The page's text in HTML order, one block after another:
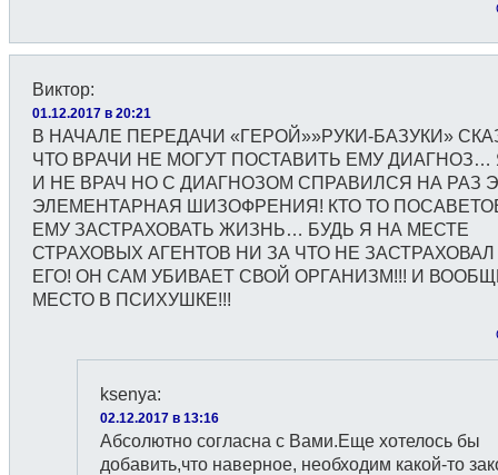
Виктор:
01.12.2017 в 20:21
В НАЧАЛЕ ПЕРЕДАЧИ «ГЕРОЙ»»РУКИ-БАЗУКИ»
ЧТО ВРАЧИ НЕ МОГУТ ПОСТАВИТЬ ЕМУ ДИАГНОЗ…
И НЕ ВРАЧ НО С ДИАГНОЗОМ СПРАВИЛСЯ НА РАЗ
ЭЛЕМЕНТАРНАЯ ШИЗОФРЕНИЯ! КТО ТО
ЕМУ ЗАСТРАХОВАТЬ ЖИЗНЬ… БУДЬ Я НА МЕСТЕ
СТРАХОВЫХ АГЕНТОВ НИ ЗА ЧТО НЕ
ЕГО! ОН САМ УБИВАЕТ СВОЙ ОРГАНИЗМ!!! И
МЕСТО В ПСИХУШКЕ!!!
ksenya:
02.12.2017 в 13:16
Абсолютно согласна с Вами.Еще хотелось бы
добавить,что наверное, необходим какой-то